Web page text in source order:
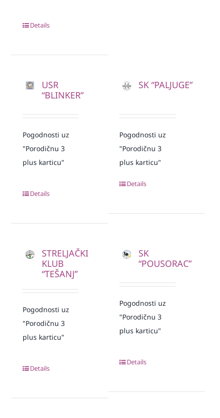
Details
USR
“BLINKER”
Pogodnosti uz
"Porodičnu 3
plus karticu"
Details
SK “PALJUGE”
Pogodnosti uz
"Porodičnu 3
plus karticu"
Details
STRELJAČKI
KLUB
“TEŠANJ”
Pogodnosti uz
"Porodičnu 3
plus karticu"
Details
SK
“POUSORAC”
Pogodnosti uz
"Porodičnu 3
plus karticu"
Details